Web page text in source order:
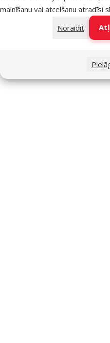
mainīšanu vai atcelšanu atradīsi
Noraidīt